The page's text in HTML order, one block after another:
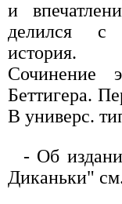
и
делился с
история.
Сочинение
Беттигера.
В универс.
- Об
Диканьки"